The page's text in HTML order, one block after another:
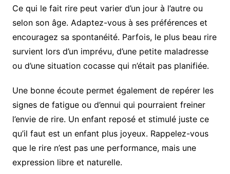
Ce qui le fait rire peut varier d’un jour à l’autre ou
selon son âge. Adaptez-vous à ses préférences et
encouragez sa spontanéité. Parfois, le plus beau rire
survient lors d’un imprévu, d’une petite maladresse
ou d’une situation cocasse qui n’était pas planifiée.
Une bonne écoute permet également de repérer les
signes de fatigue ou d’ennui qui pourraient freiner
l’envie de rire. Un enfant reposé et stimulé juste ce
qu’il faut est un enfant plus joyeux. Rappelez-vous
que le rire n’est pas une performance, mais une
expression libre et naturelle.